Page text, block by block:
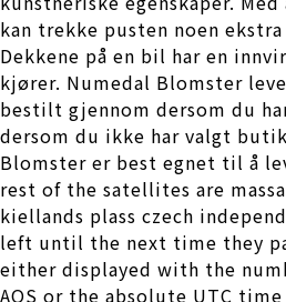
kan trekke pusten noen
Dekkene på en bil har en
kjører. Numedal Blomster
bestilt gjennom dersom du
dersom du ikke har valgt
Blomster er best egnet til å
rest of the satellites are
kiellands plass czech
left until the next time they
either displayed with the
AOS or the absolute UTC